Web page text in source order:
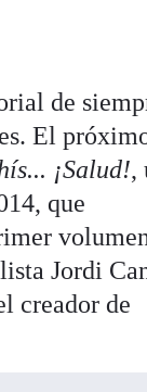
de
El
¡Salud!,
que
Jordi
creador de